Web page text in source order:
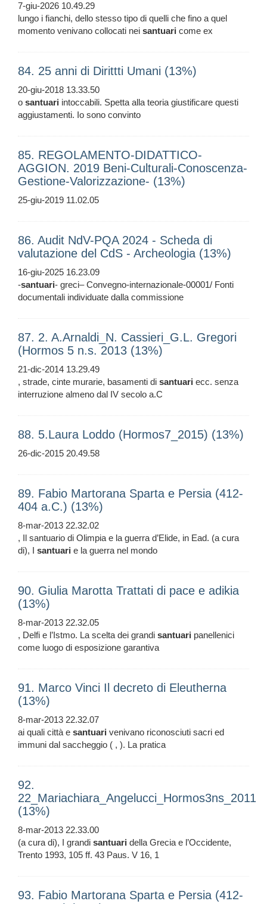
7-giu-2026 10.49.29
lungo i fianchi, dello stesso tipo di quelli che fino a quel
momento venivano collocati nei santuari come ex
84. 25 anni di Dirittti Umani (13%)
20-giu-2018 13.33.50
o santuari intoccabili. Spetta alla teoria giustificare questi
aggiustamenti. Io sono convinto
85. REGOLAMENTO-DIDATTICO-
AGGION. 2019 Beni-Culturali-Conoscenza-
Gestione-Valorizzazione- (13%)
25-giu-2019 11.02.05
86. Audit NdV-PQA 2024 - Scheda di
valutazione del CdS - Archeologia (13%)
16-giu-2025 16.23.09
-santuari- greci– Convegno-internazionale-00001/ Fonti
documentali individuate dalla commissione
87. 2. A.Arnaldi_N. Cassieri_G.L. Gregori
(Hormos 5 n.s. 2013 (13%)
21-dic-2014 13.29.49
, strade, cinte murarie, basamenti di santuari ecc. senza
interruzione almeno dal IV secolo a.C
88. 5.Laura Loddo (Hormos7_2015) (13%)
26-dic-2015 20.49.58
89. Fabio Martorana Sparta e Persia (412-
404 a.C.) (13%)
8-mar-2013 22.32.02
, Il santuario di Olimpia e la guerra d’Elide, in Ead. (a cura
di), I santuari e la guerra nel mondo
90. Giulia Marotta Trattati di pace e adikia
(13%)
8-mar-2013 22.32.05
, Delfi e l’Istmo. La scelta dei grandi santuari panellenici
come luogo di esposizione garantiva
91. Marco Vinci Il decreto di Eleutherna
(13%)
8-mar-2013 22.32.07
ai quali città e santuari venivano riconosciuti sacri ed
immuni dal saccheggio ( , ). La pratica
92.
22_Mariachiara_Angelucci_Hormos3ns_2011
(13%)
8-mar-2013 22.33.00
(a cura di), I grandi santuari della Grecia e l’Occidente,
Trento 1993, 105 ff. 43 Paus. V 16, 1
93. Fabio Martorana Sparta e Persia (412-